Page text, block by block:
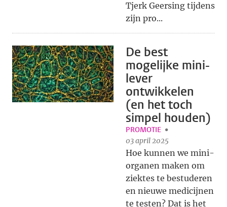
Tjerk Geersing tijdens
zijn pro...
De best
mogelijke mini-
lever
ontwikkelen
(en het toch
simpel houden)
PROMOTIE
03 april 2025
Hoe kunnen we mini-
organen maken om
ziektes te bestuderen
en nieuwe medicijnen
te testen? Dat is het